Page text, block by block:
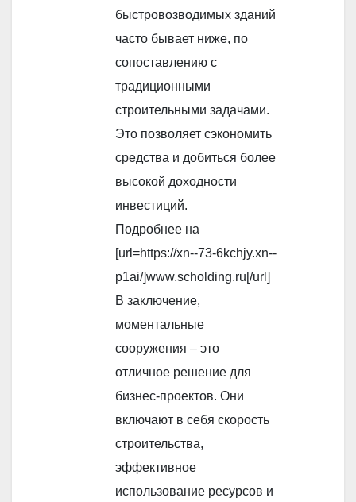
быстровозводимых зданий
часто бывает ниже, по
сопоставлению с
традиционными
строительными задачами.
Это позволяет сэкономить
средства и добиться более
высокой доходности
инвестиций.
Подробнее на
[url=https://xn--73-6kchjy.xn--
p1ai/]www.scholding.ru[/url]
В заключение,
моментальные
сооружения – это
отличное решение для
бизнес-проектов. Они
включают в себя скорость
строительства,
эффективное
использование ресурсов и